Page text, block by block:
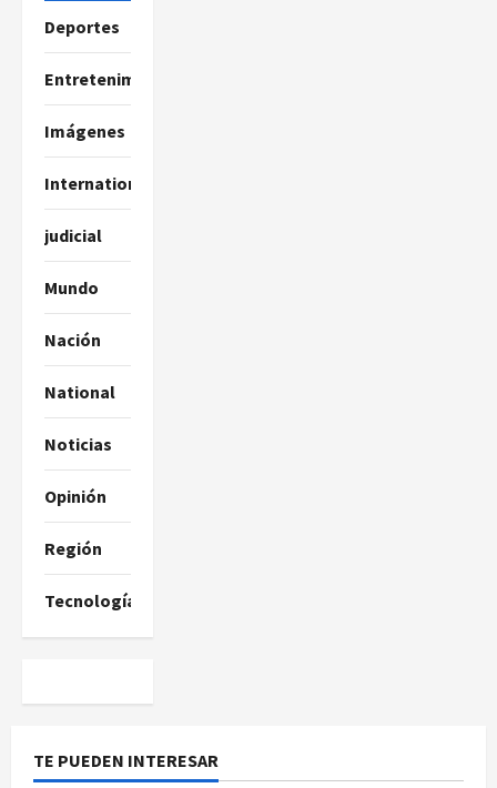
Deportes
Entretenimiento
Imágenes
International
judicial
Mundo
Nación
National
Noticias
Opinión
Región
Tecnología
TE PUEDEN INTERESAR